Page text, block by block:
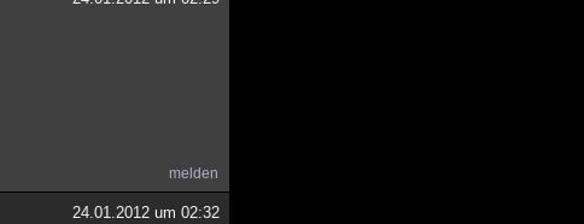
melden
24.01.2012 um 02:32